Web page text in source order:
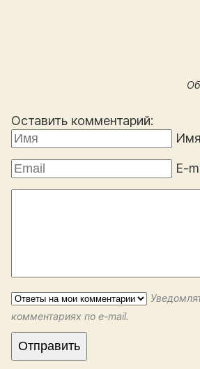
Оставить комментарий:
Имя
E-
комментариях по e-mail.